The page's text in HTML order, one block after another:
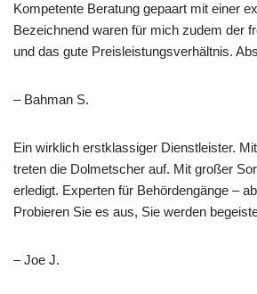
Kompetente Beratung gepaart mit einer
Bezeichnend waren für mich zudem der
und das gute Preisleistungsverhältnis.
– Bahman S.
Ein wirklich erstklassiger Dienstleister.
treten die Dolmetscher auf. Mit großer
erledigt. Experten für Behördengänge –
Probieren Sie es aus, Sie werden
– Joe J.